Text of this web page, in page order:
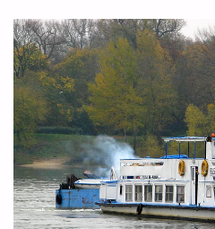
PIRANII
W
2024
ROKU
28
WRZEŚNIA